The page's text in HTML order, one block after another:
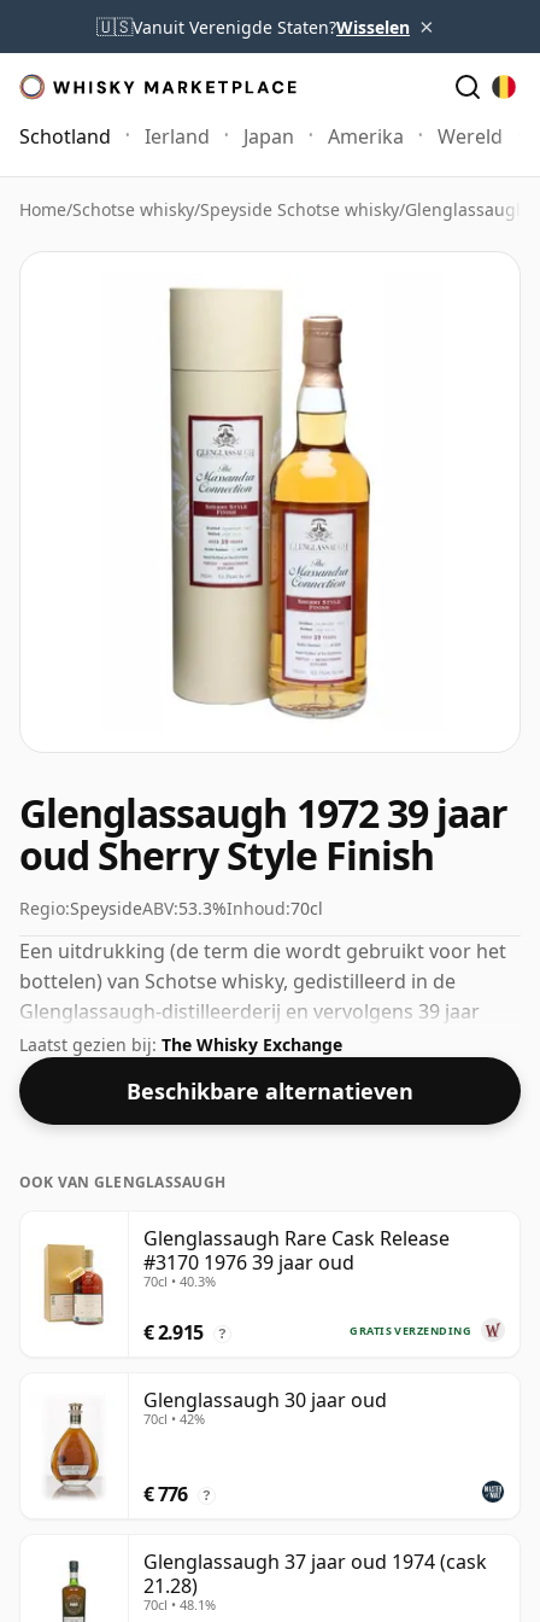
🇺🇸Vanuit Verenigde Staten?Wisselen ×
Schotland Ierland Japan Amerika Wereld
Home/Schotse whisky/Speyside Schotse whisky/Glenglassaugh
Glenglassaugh 1972 39 jaar
oud Sherry Style Finish
Regio:SpeysideABV:53.3%Inhoud:70cl
Een uitdrukking (de term die wordt gebruikt voor het
bottelen) van Schotse whisky, gedistilleerd in de
Glenglassaugh-distilleerderij en vervolgens 39 jaar
gerijpt. Fans van whisky's met een hogere sterkte
zullen niet teleurgesteld zijn door deze botteling, die
een alcoholpercentage van 53,3% heeft.
Laatst gezien bij: The Whisky Exchange
Beschikbare alternatieven
OOK VAN GLENGLASSAUGH
Glenglassaugh Rare Cask Release
#3170 1976 39 jaar oud
70cl • 40.3%
GRATIS VERZENDING
€ 2.915 ?
Glenglassaugh 30 jaar oud
70cl • 42%
€ 776 ?
Glenglassaugh 37 jaar oud 1974 (cask
21.28)
70cl • 48.1%